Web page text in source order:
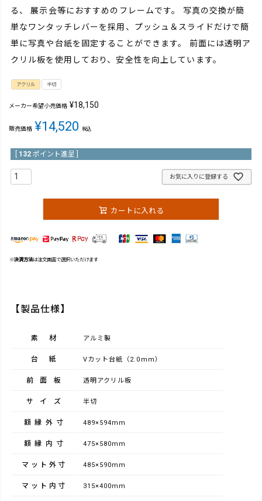
る、 展示会等におすすめのフレームです。 写真の交換が簡
単なワンタッチレバーを採用、プッシュ＆スライドだけで簡
単に写真や台紙を固定することができます。 前面には透明ア
クリル板を使用しており、安全性を向上しています。
アクリル 半切
メーカー希望小売価格 ¥18,150
販売価格 ¥14,520 税込
132 ポイント進呈 ]
お気に入りに登録する
カートに入れる
※決済方法は注文画面で選択いただけます
【製品仕様】
素材 アルミ製
台紙 Vカット台紙（2.0mm）
前面板 透明アクリル板
サイズ 半切
額縁外寸 489×594mm
額縁内寸 475×580mm
マット外寸 485×590mm
マット内寸 315×400mm